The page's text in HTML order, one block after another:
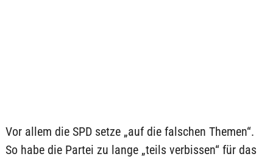
Vor allem die SPD setze „auf die falschen Themen“.
So habe die Partei zu lange „teils verbissen“ für das